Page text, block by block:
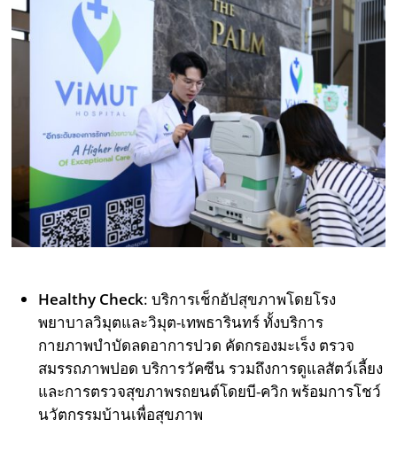
Healthy Check: บริการเช็กอัปสุขภาพโดยโรง
พยาบาลวิมุตและวิมุต-เทพธารินทร์ ทั้งบริการ
กายภาพบำบัดลดอาการปวด คัดกรองมะเร็ง ตรวจ
สมรรถภาพปอด บริการวัคซีน รวมถึงการดูแลสัตว์เลี้ยง
และการตรวจสุขภาพรถยนต์โดยบี-ควิก พร้อมการโชว์
นวัตกรรมบ้านเพื่อสุขภาพ